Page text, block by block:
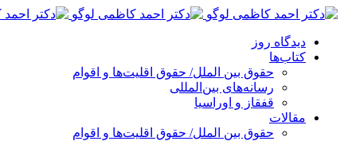
پرش
محتوا
دیدگاه روز
کتاب‌ها
حقوق بین الملل/ حقوق اقلیت‌ها و اقوام
رسانه‌های بین‌المللی
قفقاز و اوراسیا
مقالات
حقوق بین الملل/ حقوق اقلیت‌ها و اقوام